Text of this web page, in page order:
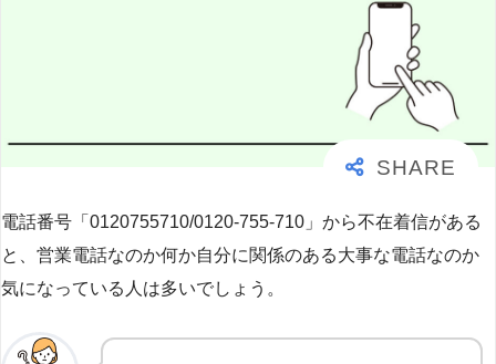
電話番号「0120755710/0120-755-710」から不在着信がある
と、営業電話なのか何か自分に関係のある大事な電話なのか
気になっている人は多いでしょう。